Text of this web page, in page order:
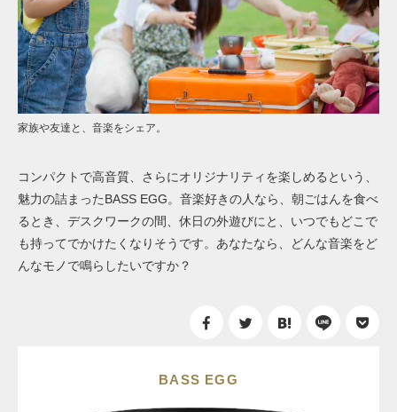
家族や友達と、音楽をシェア。
コンパクトで高音質、さらにオリジナリティを楽しめるという、
魅力の詰まったBASS EGG。音楽好きの人なら、朝ごはんを食べ
るとき、デスクワークの間、休日の外遊びにと、いつでもどこで
も持ってでかけたくなりそうです。あなたなら、どんな音楽をど
んなモノで鳴らしたいですか？
BASS EGG